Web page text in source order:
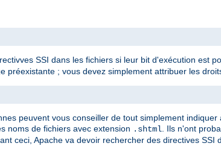
SSI dans les fichiers si leur bit d'exécution est
; vous devez simplement attribuer les
peuvent vous conseiller de tout simplement
noms de fichiers avec extension .shtml. Ils n'ont
ceci, Apache va devoir rechercher des directives SSI